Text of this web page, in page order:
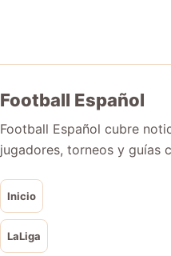
Football Español
Football Español cubre
jugadores, torneos y guías
Inicio
LaLiga